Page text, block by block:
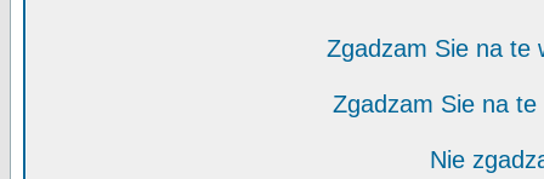
Zgadzam Sie na te
Zgadzam Sie na
Nie